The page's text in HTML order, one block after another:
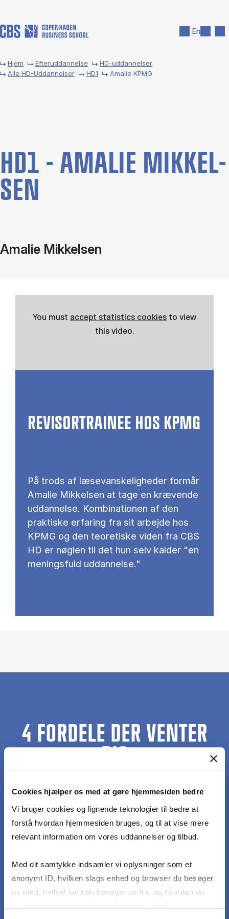
Cookies hjælper os med at gøre hjemmesiden bedre
Vi bruger cookies og lignende teknologier til bedre at
forstå hvordan hjemmesiden bruges, og til at vise mere
relevant information om vores uddannelser og tilbud.
Med dit samtykke indsamler vi oplysninger som et
anonymt ID, hvilken slags enhed og browser du besøger
os med, hvilket land du besøger os fra, og hvordan du
En
Hjem Efteruddannelse
HD-uddannelser
Alle HD-Uddannelser
HD1 Amalie KPMG
HD1 - AMA­LIE MI­K­KEL­
SEN
Amalie Mikkelsen
REVISORTRAINEE HOS KPMG
På trods af læsevanskeligheder formår
Amalie Mikkelsen at tage en krævende
uddannelse. Kombinationen af den
praktiske erfaring fra sit arbejde hos
KPMG og den teoretiske viden fra CBS
HD er nøglen til det hun selv kalder "en
meningsfuld uddannelse."
You must accept statistics cookies to view
this video.
4 FORDELE DER VENTER
Fleksibilitet
Du kan starte på HD1 til sommer og vinter, og vi tilbyder
undervisning om dagen, om aftenen, i weekenden og
online.
Mere i lønposen